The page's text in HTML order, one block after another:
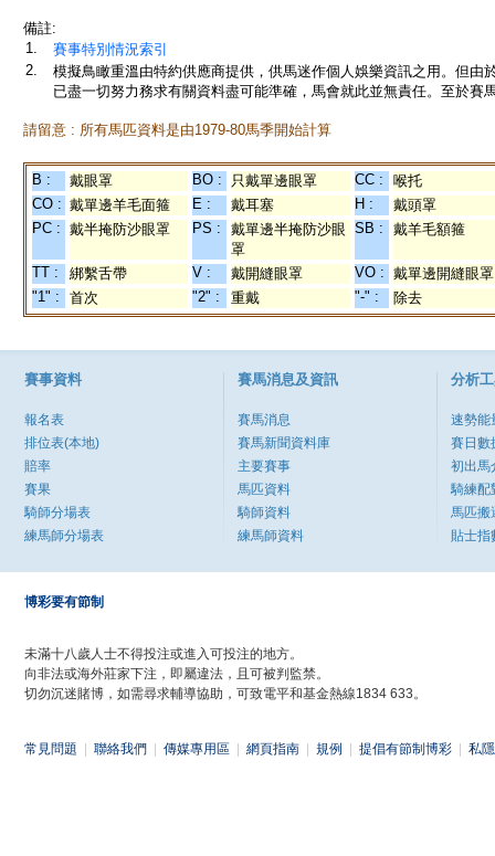
備註:
1.
賽事特別情況索引
2.
模擬鳥瞰重溫由特約供應商提供，供馬迷作個人娛樂資訊之用。但
已盡一切努力務求有關資料盡可能準確，馬會就此並無責任。至於賽
請留意 : 所有馬匹資料是由1979-80馬季開始計算
B : 戴眼罩 BO : 只戴單邊眼罩 CC :
喉托
CO : 戴單邊羊毛面箍 E : 戴耳塞 H :
戴頭罩
PC : 戴半掩防沙眼罩 PS :
戴單邊半掩防沙眼
罩
SB : 戴羊毛額箍
TT : 綁繫舌帶 V : 戴開縫眼罩 VO : 戴單邊開縫眼罩
"1" :
首次 "2" : 重戴 "-" : 除去
賽事資料
報名表
排位表(本地)
賠率
賽果
騎師分場表
練馬師分場表
賽馬消息及資訊
賽馬消息
賽馬新聞資料庫
主要賽事
馬匹資料
騎師資料
練馬師資料
分析
速勢能
賽日數
初出馬
騎練配
馬匹搬
貼士指
博彩要有節制
未滿十八歲人士不得投注或進入可投注的地方。
向非法或海外莊家下注，即屬違法，且可被判監禁。
切勿沉迷賭博，如需尋求輔導協助，可致電平和基金熱線1834 633。
常見問題 聯絡我們 傳媒專用區 網頁指南 規例 提倡有節制博彩 私